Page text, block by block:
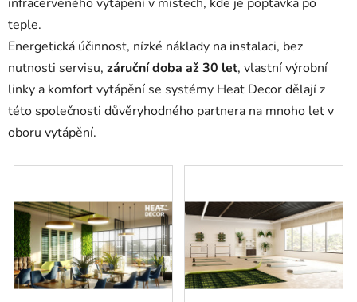
teple.
Energetická účinnost, nízké náklady na instalaci, bez
nutnosti servisu, záruční doba až 30 let, vlastní výrobní
linky a komfort vytápění se systémy Heat Decor dělají z
této společnosti důvěryhodného partnera na mnoho let v
oboru vytápění.